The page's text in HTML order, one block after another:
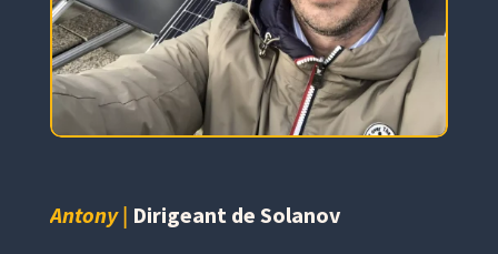
Antony| Dirigeant de Solanov